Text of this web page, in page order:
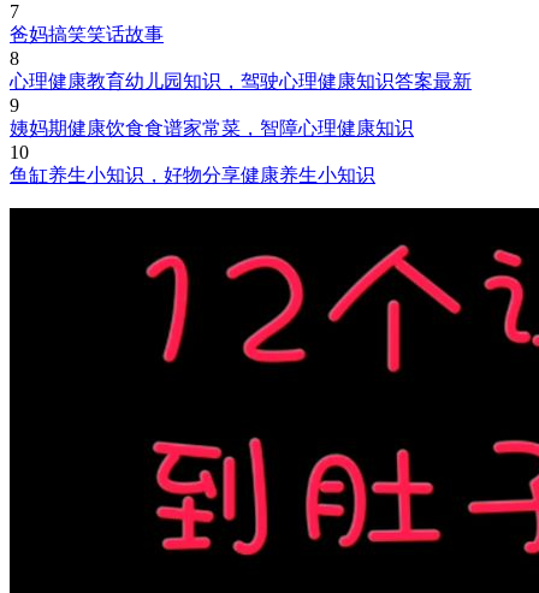
7
爸妈搞笑笑话故事
8
心理健康教育幼儿园知识，驾驶心理健康知识答案最新
9
姨妈期健康饮食食谱家常菜，智障心理健康知识
10
鱼缸养生小知识，好物分享健康养生小知识